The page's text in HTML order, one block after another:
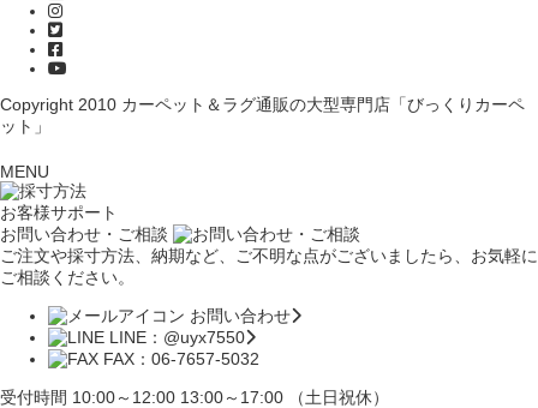
Copyright 2010 カーペット＆ラグ通販の大型専門店「びっくりカーペ
ット」
MENU
お客様サポート
お問い合わせ・ご相談
ご注文や採寸方法、納期など、ご不明な点がございましたら、お気軽に
ご相談ください。
お問い合わせ
LINE：@uyx7550
FAX：06-7657-5032
受付時間 10:00～12:00 13:00～17:00 （土日祝休）